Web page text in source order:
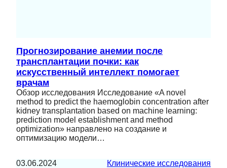
Прогнозирование анемии после
трансплантации почки: как
искусственный интеллект помогает
врачам
Обзор исследования Исследование «A novel
method to predict the haemoglobin concentration after
kidney transplantation based on machine learning:
prediction model establishment and method
optimization» направлено на создание и
оптимизацию модели…
03.06.2024 Клинические исследования